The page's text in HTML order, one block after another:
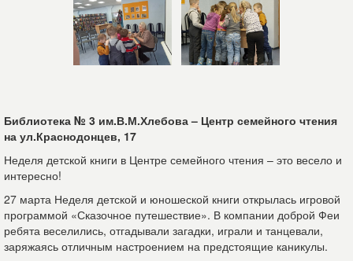
Библиотека № 3 им.В.М.Хлебова – Центр семейного чтения
на ул.Краснодонцев, 17
Неделя детской книги в Центре семейного чтения – это весело и
интересно!
27 марта Неделя детской и юношеской книги открылась игровой
программой «Сказочное путешествие». В компании доброй Феи
ребята веселились, отгадывали загадки, играли и танцевали,
заряжаясь отличным настроением на предстоящие каникулы.